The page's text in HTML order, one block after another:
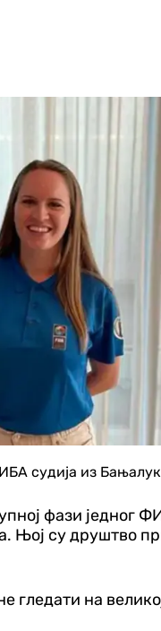
судија из
фази једног
Њој су друштво
на